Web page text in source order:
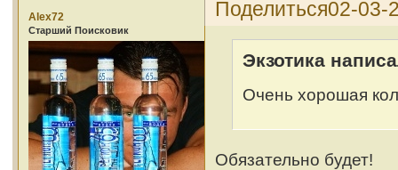
Поделиться02-03-
Alex72
Cтарший Поисковик
Экзотика
Очень хорошая
Обязательно будет!